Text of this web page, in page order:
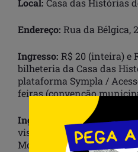
Local: Casa das Histórias
Endereço: Rua da Bélgica,
Ingresso: R$ 20 (inteira) e
bilheteria da Casa das
plataforma Sympla /
feiras (convenção
Ingresso único:Os
visitar a Galeria Mercado
Modelo) com o mesmo